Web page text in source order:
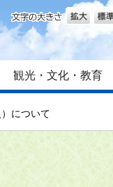
文字の大き
観光・文化・教育
について